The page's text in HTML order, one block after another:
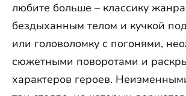
любите больше – классику
бездыханным телом и кучкой
или головоломку с погонями,
сюжетными поворотами и
характеров героев.